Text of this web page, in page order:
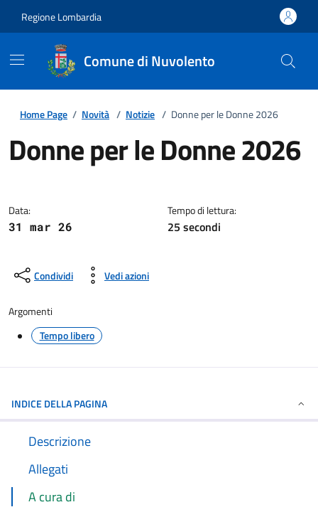
Regione Lombardia
Comune di Nuvolento
Home Page / Novità / Notizie / Donne per le Donne 2026
Donne per le Donne 2026
Data:
31 mar 26
Tempo di lettura:
25 secondi
Condividi Vedi azioni
Argomenti
Tempo libero
INDICE DELLA PAGINA
Descrizione
Allegati
A cura di